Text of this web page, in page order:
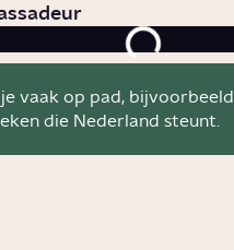
vaak op pad, bijvoorbeeld
die Nederland steunt.